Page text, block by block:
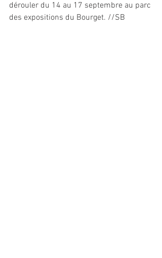
dérouler du 14 au 17 septembre au parc
des expositions du Bourget. //SB